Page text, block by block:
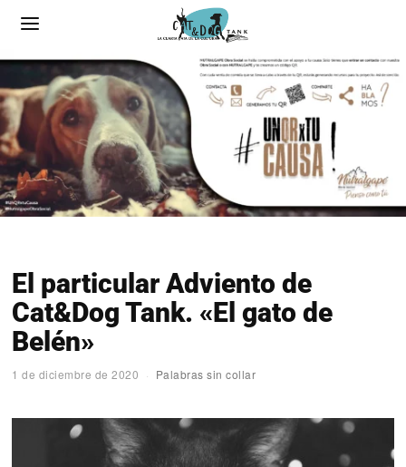
El particular Adviento de
Cat&Dog Tank. «El gato de
Belén»
1 de diciembre de 2020 Palabras sin collar